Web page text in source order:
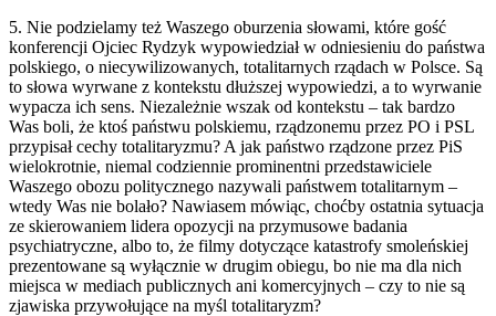
5. Nie podzielamy też Waszego oburzenia słowami, które gość
konferencji Ojciec Rydzyk wypowiedział w odniesieniu do państwa
polskiego, o niecywilizowanych, totalitarnych rządach w Polsce. Są
to słowa wyrwane z kontekstu dłuższej wypowiedzi, a to wyrwanie
wypacza ich sens. Niezależnie wszak od kontekstu – tak bardzo
Was boli, że ktoś państwu polskiemu, rządzonemu przez PO i PSL
przypisał cechy totalitaryzmu? A jak państwo rządzone przez PiS
wielokrotnie, niemal codziennie prominentni przedstawiciele
Waszego obozu politycznego nazywali państwem totalitarnym –
wtedy Was nie bolało? Nawiasem mówiąc, choćby ostatnia sytuacja
ze skierowaniem lidera opozycji na przymusowe badania
psychiatryczne, albo to, że filmy dotyczące katastrofy smoleńskiej
prezentowane są wyłącznie w drugim obiegu, bo nie ma dla nich
miejsca w mediach publicznych ani komercyjnych – czy to nie są
zjawiska przywołujące na myśl totalitaryzm?